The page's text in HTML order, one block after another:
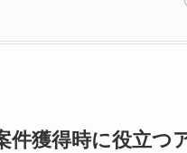
件獲得時に役立つ